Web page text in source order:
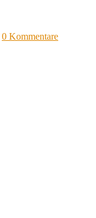
0 Kommentare